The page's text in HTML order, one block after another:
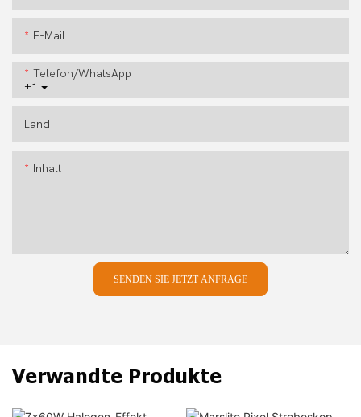
E-Mail
+1
Telefon/WhatsApp
Land
Inhalt
SENDEN SIE JETZT ANFRAGE
Verwandte Produkte